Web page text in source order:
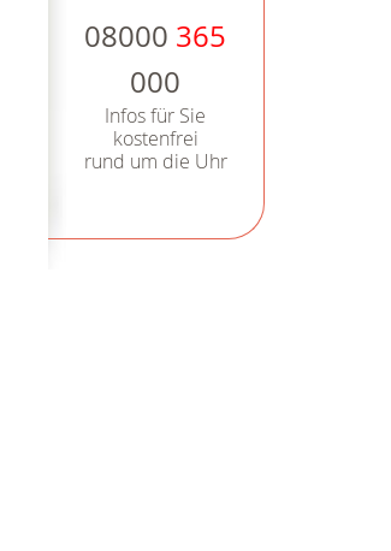
08000 365
000
Infos für Sie
kostenfrei
rund um die Uhr